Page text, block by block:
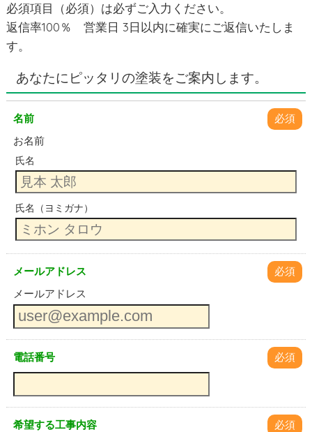
必須項目（必須）は必ずご入力ください。
返信率100％ 営業日 3日以内に確実にご返信いたしま
す。
あなたにピッタリの塗装をご案内します。
名前
必須
お名前
氏名
氏名（ヨミガナ）
メールアドレス
必須
メールアドレス
電話番号 必須
希望する工事内容
必須